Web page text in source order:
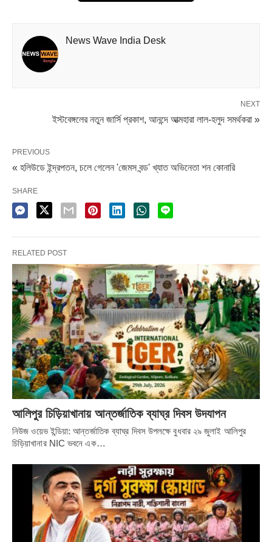
বাধা দিলে পরিস্থিতি উত্তপ্ত হয়ে ওঠে। রেলওয়ে প্রোটেকশন ফোর্সের
সঙ্গে হাতাহাতিতে জড়িয়ে পড়েন যাত্রীরা।
News Wave India Desk
NEXT
ইস্টবেঙ্গলের নতুন জার্সি প্রকাশ, আনন্দে আত্মহারা লাল-হলুদ সমর্থকরা »
PREVIOUS
« হলিউডে ইন্দ্রপতন, চলে গেলেন 'জেমস বন্ড' খ্যাত অভিনেতা শন কোনারি
SHARE
RELATED POST
আলিপুর চিড়িয়াখানায় আন্তর্জাতিক ব্যাঘ্র দিবস উদযাপন
নিউজ ওয়েভ ইন্ডিয়া: আন্তর্জাতিক ব্যাঘ্র দিবস উপলক্ষে বুধবার ২৯ জুলাই আলিপুর
চিড়িয়াখানার NIC ভবনে এক…